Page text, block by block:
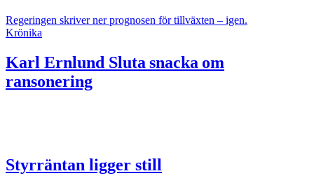
Regeringen skriver ner prognosen för tillväxten – igen.
Krönika
Karl Ernlund Sluta snacka om
ransonering
Styrräntan ligger still